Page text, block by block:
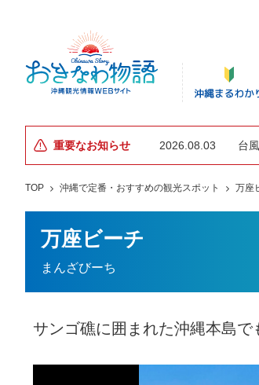
重要なお知らせ 2026.08.03 台
TOP 沖縄で定番・おすすめの観光スポット 万座
万座ビーチ
まんざびーち
サンゴ礁に囲まれた沖縄本島で